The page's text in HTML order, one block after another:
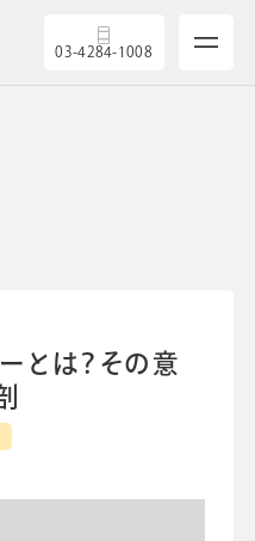
03-4284-1008
とは？その意